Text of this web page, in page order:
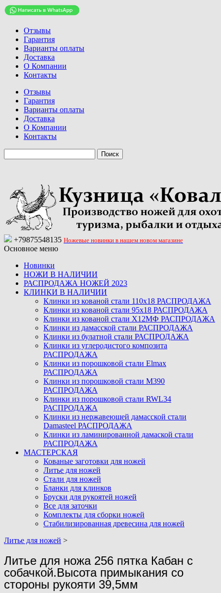
Отзывы
Гарантия
Варианты оплаты
Доставка
О Компании
Контакты
Отзывы
Гарантия
Варианты оплаты
Доставка
О Компании
Контакты
+79875548135 Ножевые новинки в нашем новом магазине
Основное меню
Новинки
НОЖИ В НАЛИЧИИ
РАСПРОДАЖА НОЖЕЙ 2023
КЛИНКИ В НАЛИЧИИ
Клинки из кованой стали 110х18 РАСПРОДАЖА
Клинки из кованой стали 95х18 РАСПРОДАЖА
Клинки из кованой стали Х12МФ РАСПРОДАЖА
Клинки из дамасской стали РАСПРОДАЖА
Клинки из булатной стали РАСПРОДАЖА
Клинки из углеродистого композита
РАСПРОДАЖА
Клинки из порошковой стали Elmax
РАСПРОДАЖА
Клинки из порошковой стали M390
РАСПРОДАЖА
Клинки из порошковой стали RWL34
РАСПРОДАЖА
Клинки из нержавеющей дамасской стали
Damasteel РАСПРОДАЖА
Клинки из ламинированной дамаской стали
РАСПРОДАЖА
МАСТЕРСКАЯ
Кованые заготовки для ножей
Литье для ножей
Стали для ножей
Бланки для клинков
Бруски для рукоятей ножей
Все для заточки
Комплекты для сборки ножей
Стабилизированная древесина для ножей
Литье для ножей >
Литье для ножа 256 пятка Кабан с
собачкой.Высота примыкания со
стороны рукояти 39,5мм